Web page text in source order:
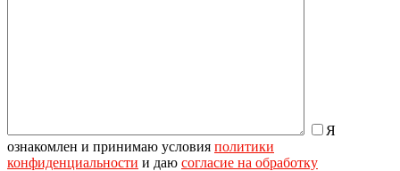
Я
ознакомлен и принимаю условия политики
конфиденциальности и даю согласие на обработку